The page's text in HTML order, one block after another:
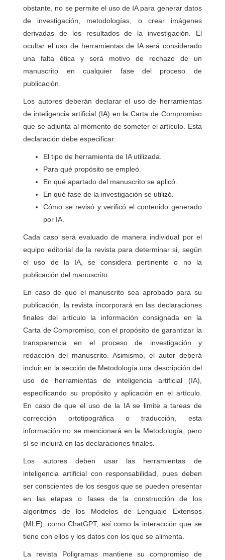
obstante, no se permite el uso de IA para generar datos
de investigación, metodologías, o crear imágenes
derivadas de los resultados de la investigación. El
ocultar el uso de herramientas de IA será considerado
una falta ética y será motivo de rechazo de un
manuscrito en cualquier fase del proceso de
publicación.
Los autores deberán declarar el uso de herramientas
de inteligencia artificial (IA) en la Carta de Compromiso
que se adjunta al momento de someter el artículo. Esta
declaración debe especificar:
El tipo de herramienta de IA utilizada.
Para qué propósito se empleó.
En qué apartado del manuscrito se aplicó.
En qué fase de la investigación se utilizó.
Cómo se revisó y verificó el contenido generado
por IA.
Cada caso será evaluado de manera individual por el
equipo editorial de la revista para determinar si, según
el uso de la IA, se considera pertinente o no la
publicación del manuscrito.
En caso de que el manuscrito sea aprobado para su
publicación, la revista incorporará en las declaraciones
finales del artículo la información consignada en la
Carta de Compromiso, con el propósito de garantizar la
transparencia en el proceso de investigación y
redacción del manuscrito. Asimismo, el autor deberá
incluir en la sección de Metodología una descripción del
uso de herramientas de inteligencia artificial (IA),
especificando su propósito y aplicación en el artículo.
En caso de que el uso de la IA se limite a tareas de
corrección ortotipográfica o traducción, esta
información no se mencionará en la Metodología, pero
sí se incluirá en las declaraciones finales.
Los autores deben usar las herramientas de
inteligencia artificial con responsabilidad, pues deben
ser conscientes de los sesgos que se pueden presentar
en las etapas o fases de la construcción de los
algoritmos de los Modelos de Lenguaje Extensos
(MLE), como ChatGPT, así como la interacción que se
tiene con ellos y los datos con los que se alimenta.
La revista Poligramas mantiene su compromiso de